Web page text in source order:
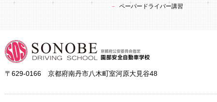
ペーパードライバー講習
〒629-0166 京都府南丹市八木町室河原大見谷48